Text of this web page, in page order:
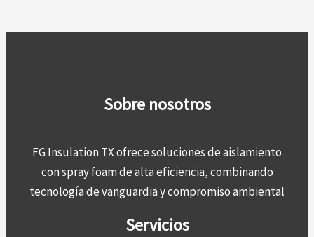
Sobre nosotros
FG Insulation TX ofrece soluciones de aislamiento
con spray foam de alta eficiencia, combinando
tecnología de vanguardia y compromiso ambiental
Servicios